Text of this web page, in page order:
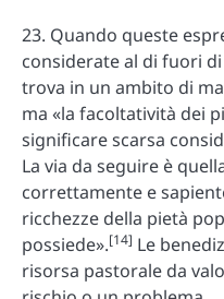
23. Quando queste
considerate al di fuori
trova in un ambito di
ma «la facoltatività dei
significare scarsa
La via da seguire è
correttamente e
ricchezze della pietà
possiede».[14] Le
risorsa pastorale da